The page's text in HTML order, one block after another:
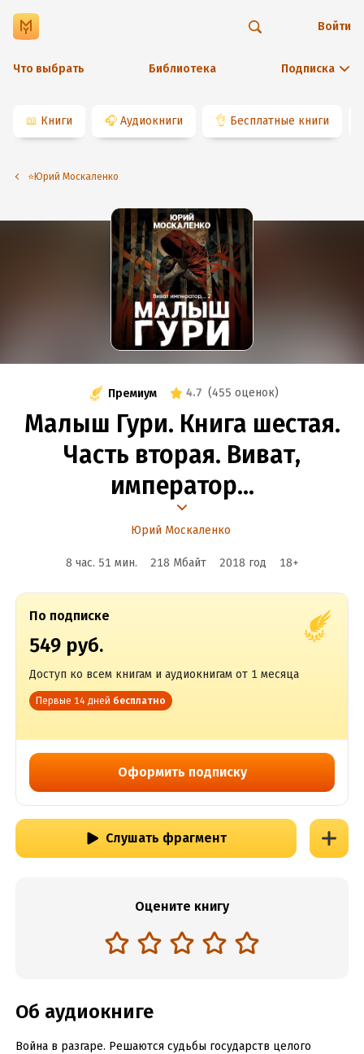
Что выбрать Библиотека Подписка
Войти
📖 Книги 🎧 Аудиокниги 👌 Бесплатные книги
⭐️Юрий Москаленко
Премиум 4.7 (455 оценок)
Малыш Гури. Книга шестая.
Часть вторая. Виват,
император…
Юрий Москаленко
8 час. 51 мин. 218 Мбайт 2018 год 18+
По подписке
549 руб.
Доступ ко всем книгам и аудиокнигам от 1 месяца
Первые 14 дней бесплатно
Оформить подписку
Слушать фрагмент
Оцените книгу
Об аудиокниге
Война в разгаре. Решаются судьбы государств целого